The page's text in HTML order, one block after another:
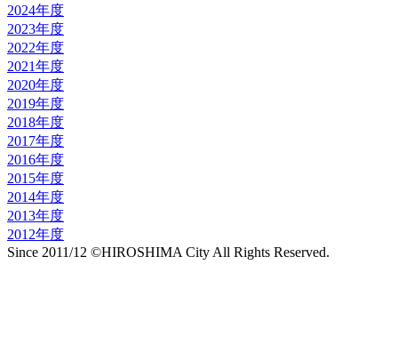
2024年度
2023年度
2022年度
2021年度
2020年度
2019年度
2018年度
2017年度
2016年度
2015年度
2014年度
2013年度
2012年度
Since 2011/12 ©HIROSHIMA City All Rights Reserved.